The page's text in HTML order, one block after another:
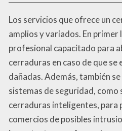
Los servicios que ofrece un
amplios y variados. En primer
profesional capacitado para
cerraduras en caso de que
dañadas. Además, también
sistemas de seguridad, como
cerraduras inteligentes, para
comercios de posibles